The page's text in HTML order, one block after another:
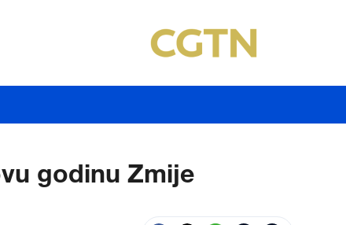
godinu Zmije